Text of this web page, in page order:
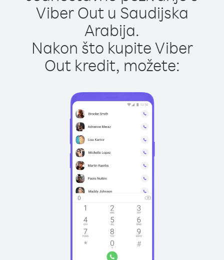
Viber Out u Saudijska
Arabija.
Nakon što kupite Viber
Out kredit, možete: